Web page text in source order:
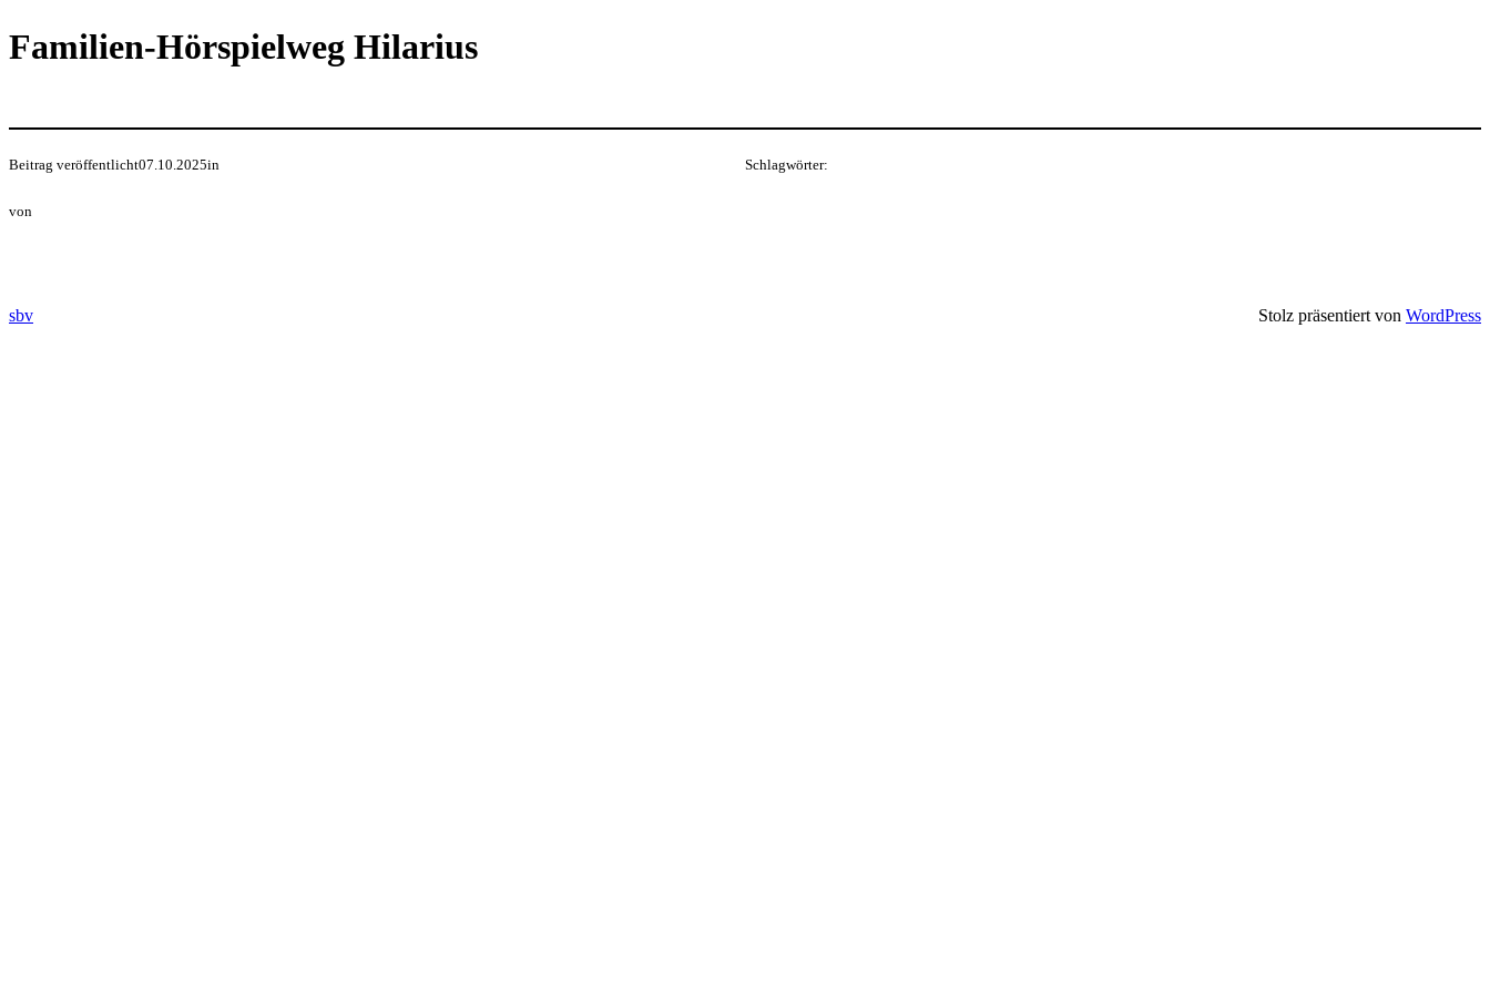
Direkt
zum
Familien-Hörspielweg Hilarius
Beitrag veröffentlicht07.10.2025in
von
Schlagwörter:
sbv Stolz präsentiert von WordPress